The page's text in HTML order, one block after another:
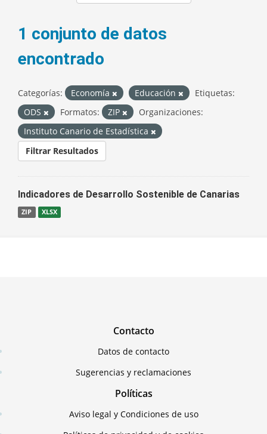
1 conjunto de datos
encontrado
Categorías: Economía Educación
Etiquetas:
ODS
Formatos: ZIP
Organizaciones:
Instituto Canario de Estadística
Filtrar Resultados
Indicadores de Desarrollo Sostenible de Canarias
ZIP XLSX
Contacto
Datos de contacto
Sugerencias y reclamaciones
Políticas
Aviso legal y Condiciones de uso